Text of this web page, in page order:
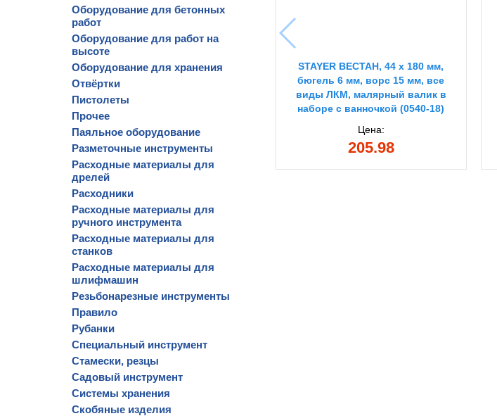
Оборудование для бетонных
работ
Оборудование для работ на
высоте
Оборудование для хранения
Отвёртки
Пистолеты
Прочее
Паяльное оборудование
Разметочные инструменты
Расходные материалы для
дрелей
Расходники
Расходные материалы для
ручного инструмента
Расходные материалы для
станков
Расходные материалы для
шлифмашин
Резьбонарезные инструменты
Правило
Рубанки
Специальный инструмент
Стамески, резцы
Садовый инструмент
Системы хранения
Скобяные изделия
STAYER ВЕСТАН, 44 х 180 мм,
бюгель 6 мм, ворс 15 мм, все
виды ЛКМ, малярный валик в
наборе с ванночкой (0540-18)
Цена:
205.98